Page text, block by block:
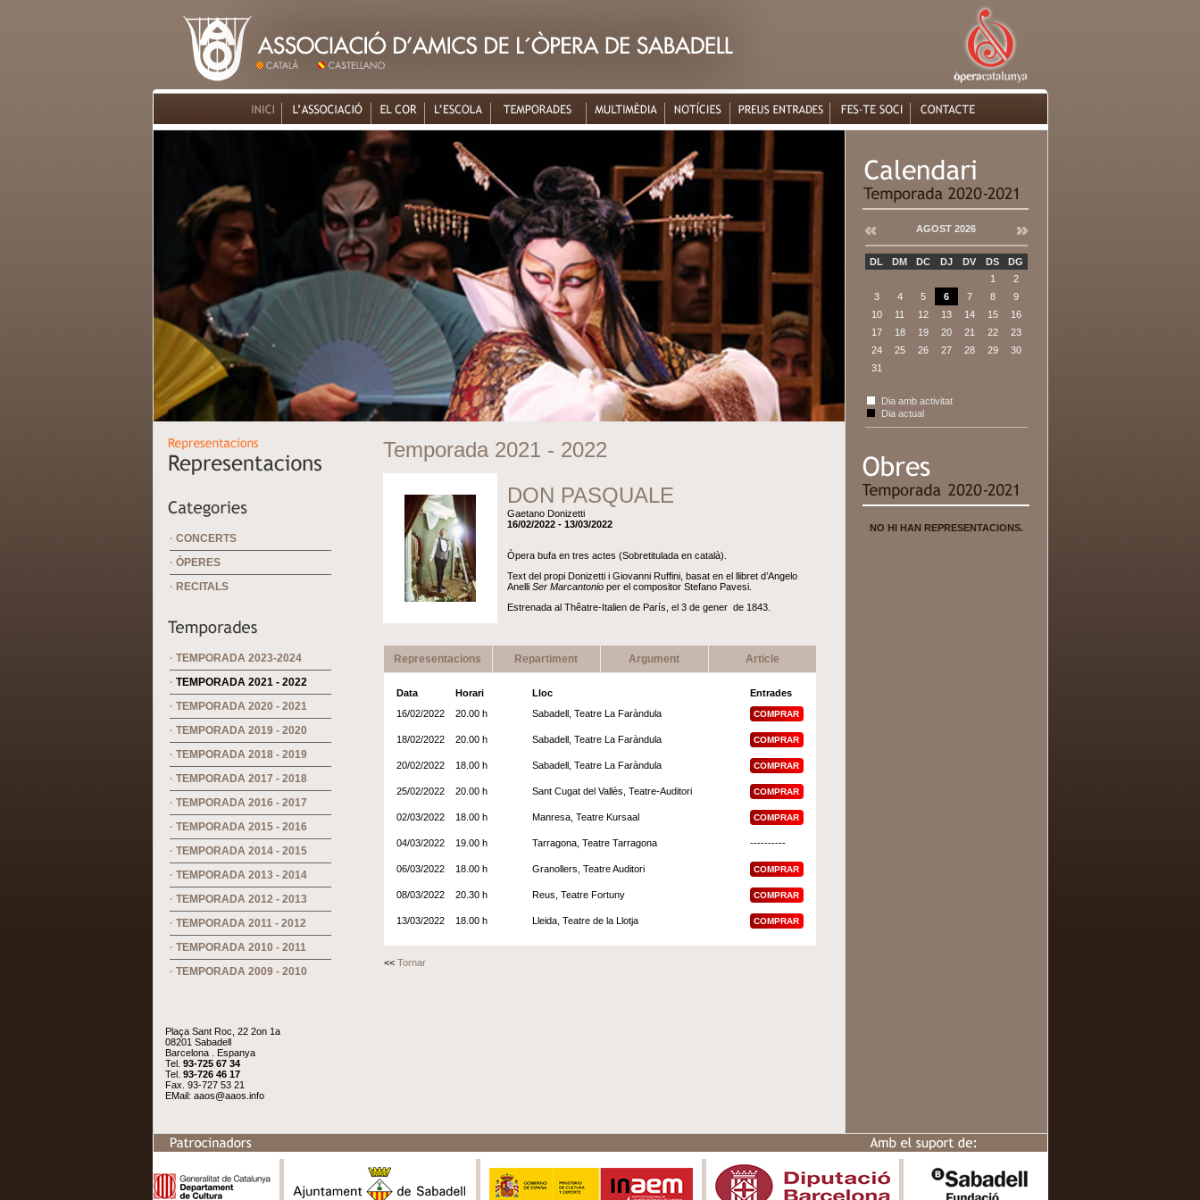
· CONCERTS
· ÒPERES
· RECITALS
· TEMPORADA 2023-2024
· TEMPORADA 2021 - 2022
· TEMPORADA 2020 - 2021
· TEMPORADA 2019 - 2020
· TEMPORADA 2018 - 2019
· TEMPORADA 2017 - 2018
· TEMPORADA 2016 - 2017
· TEMPORADA 2015 - 2016
· TEMPORADA 2014 - 2015
· TEMPORADA 2013 - 2014
· TEMPORADA 2012 - 2013
· TEMPORADA 2011 - 2012
· TEMPORADA 2010 - 2011
· TEMPORADA 2009 - 2010
Plaça Sant Roc, 22 2on 1a
08201 Sabadell
Barcelona . Espanya
Tel. 93-725 67 34
Tel. 93-726 46 17
Fax. 93-727 53 21
EMail: aaos@aaos.info
Temporada 2021 - 2022
DON PASQUALE
Gaetano Donizetti
16/02/2022 - 13/03/2022
Òpera bufa en tres actes (Sobretitulada en català).
Text del propi Donizetti i Giovanni Ruffini, basat en el llibret d’Angelo
Anelli Ser Marcantonio per el compositor Stefano Pavesi.
Estrenada al Thêatre-Italien de París, el 3 de gener de 1843.
Representacions Repartiment Argument Article
Data Horari Lloc
Entrades
16/02/2022
20.00 h Sabadell, Teatre La Faràndula COMPRAR
18/02/2022 20.00 h Sabadell, Teatre La Faràndula COMPRAR
20/02/2022 18.00 h Sabadell, Teatre La Faràndula COMPRAR
25/02/2022 20.00 h Sant Cugat del Vallès, Teatre-Auditori COMPRAR
02/03/2022 18.00 h Manresa, Teatre Kursaal COMPRAR
04/03/2022 19.00 h Tarragona, Teatre Tarragona ----------
06/03/2022 18.00 h Granollers, Teatre Auditori COMPRAR
08/03/2022 20.30 h Reus, Teatre Fortuny COMPRAR
13/03/2022 18.00 h Lleida, Teatre de la Llotja COMPRAR
<< Tornar
AGOST 2026
DL DM DC DJ DV DS
DG
1
2
3
4 5 6 7 8
9
10
11 12 13 14 15
16
17
18 19 20 21 22
23
24
25 26 27 28 29
30
31
Dia amb activitat
Dia actual
NO HI HAN REPRESENTACIONS.